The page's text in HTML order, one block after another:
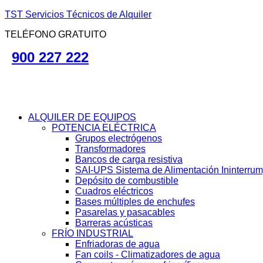
TST Servicios Técnicos de Alquiler
TELÉFONO GRATUITO
900 227 222
ALQUILER DE EQUIPOS
POTENCIA ELÉCTRICA
Grupos electrógenos
Transformadores
Bancos de carga resistiva
SAI-UPS Sistema de Alimentación
Depósito de combustible
Cuadros eléctricos
Bases múltiples de enchufes
Pasarelas y pasacables
Barreras acústicas
FRÍO INDUSTRIAL
Enfriadoras de agua
Fan coils - Climatizadores de agua